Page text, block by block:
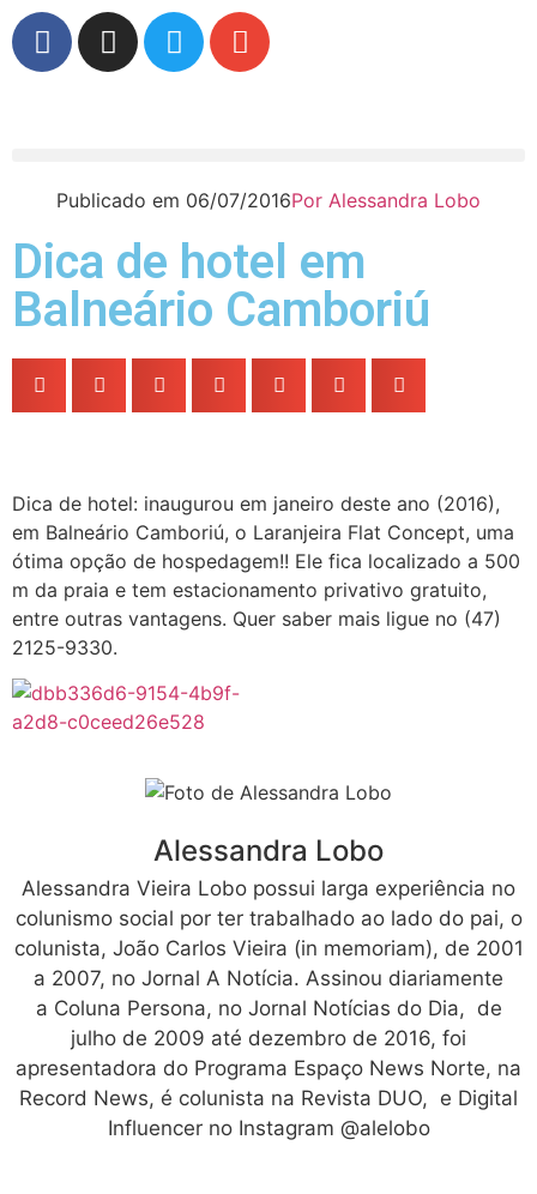
Publicado em 06/07/2016Por Alessandra Lobo
Dica de hotel em
Balneário Camboriú
Dica de hotel: inaugurou em janeiro deste ano (2016),
em Balneário Camboriú, o Laranjeira Flat Concept, uma
ótima opção de hospedagem!! Ele fica localizado a 500
m da praia e tem estacionamento privativo gratuito,
entre outras vantagens. Quer saber mais ligue no (47)
2125-9330.
Alessandra Lobo
Alessandra Vieira Lobo possui larga experiência no
colunismo social por ter trabalhado ao lado do pai, o
colunista, João Carlos Vieira (in memoriam), de 2001
a 2007, no Jornal A Notícia. Assinou diariamente
a Coluna Persona, no Jornal Notícias do Dia, de
julho de 2009 até dezembro de 2016, foi
apresentadora do Programa Espaço News Norte, na
Record News, é colunista na Revista DUO, e Digital
Influencer no Instagram @alelobo